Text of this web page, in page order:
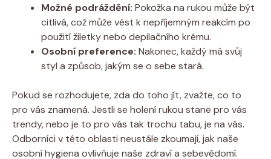
Možné podráždění: Pokožka na rukou může být
citlivá, což může vést k nepříjemným reakcím po
použití žiletky nebo depilačního krému.
Osobní preference: Nakonec, každý má svůj
styl a způsob, jakým se o sebe stará.
Pokud se rozhodujete, zda do toho jít, zvažte, co to
pro vás znamená. Jestli se holení rukou stane pro vás
trendy, nebo je to pro vás tak trochu tabu, je na vás.
Odborníci v této oblasti neustále zkoumají, jak naše
osobní hygiena ovlivňuje naše zdraví a sebevědomí.